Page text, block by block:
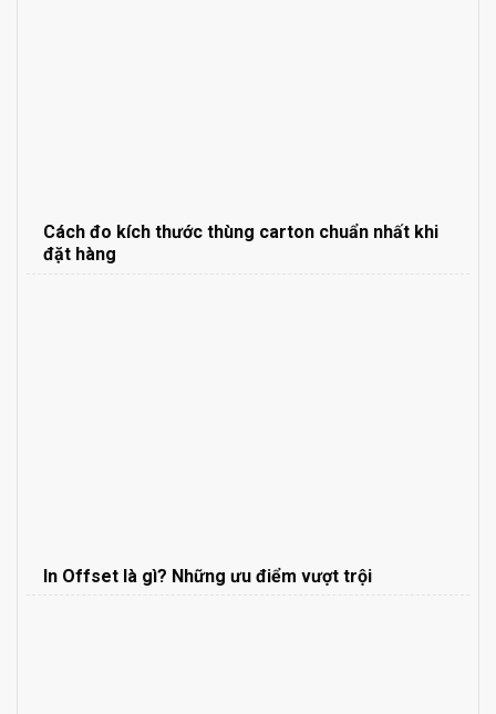
Cách đo kích thước thùng carton chuẩn nhất khi
đặt hàng
In Offset là gì? Những ưu điểm vượt trội